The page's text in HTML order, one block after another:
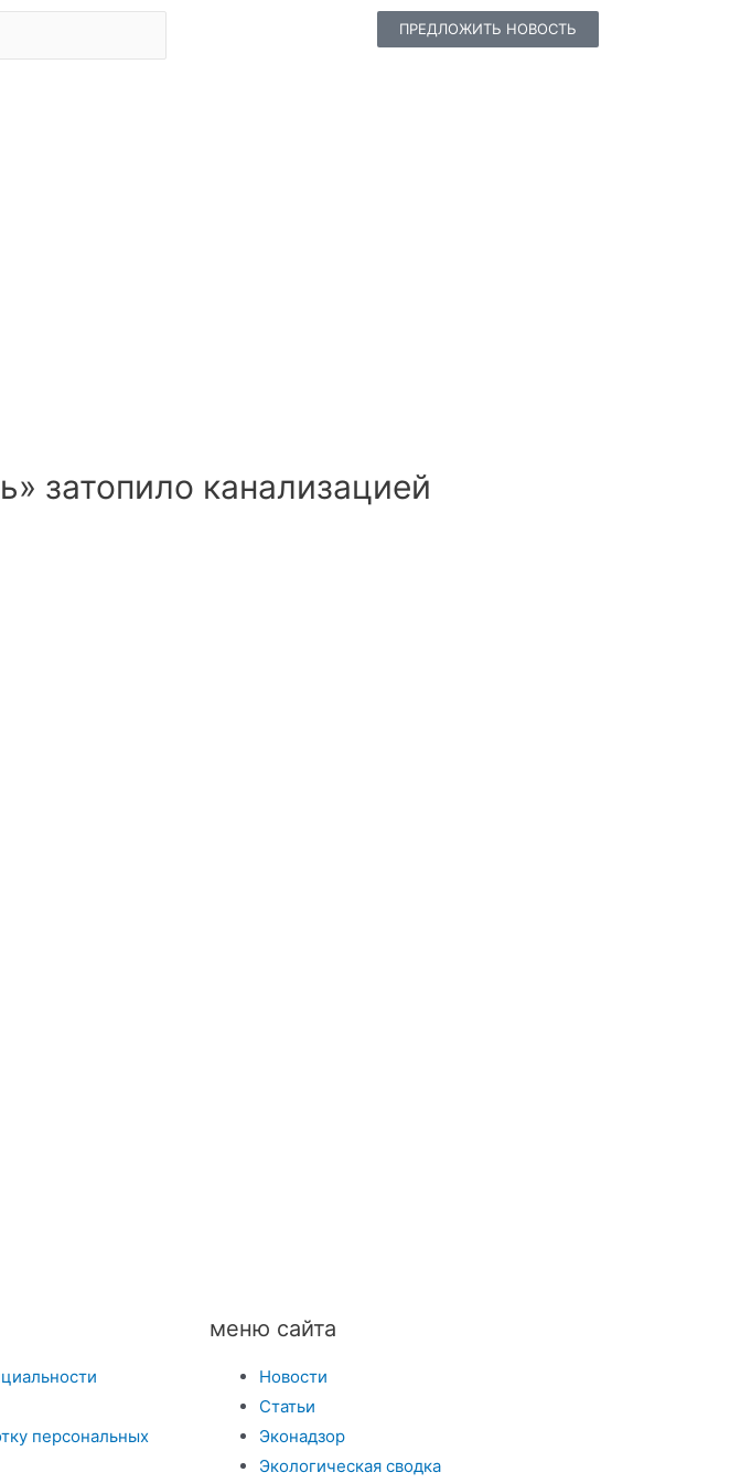
ПРЕДЛОЖИТЬ НОВОСТЬ
затопило канализацией
персональных
меню сайта
Новости
Статьи
Эконадзор
Экологическая сводка